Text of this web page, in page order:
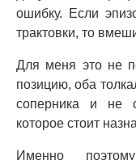
ошибку. Если
трактовки, то
Для меня это не
позицию, оба
соперника и не
которое стоит
Именно